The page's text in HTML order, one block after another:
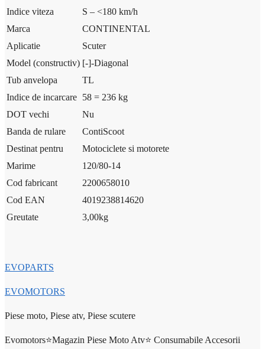
Indice viteza
S – <180 km/h
Marca
CONTINENTAL
Aplicatie
Scuter
Model (constructiv) [-]-Diagonal
Tub anvelopa
TL
Indice de incarcare 58 = 236 kg
DOT vechi
Nu
Banda de rulare
ContiScoot
Destinat pentru
Motociclete si motorete
Marime
120/80-14
Cod fabricant
2200658010
Cod EAN
4019238814620
Greutate
3,00kg
EVOPARTS
EVOMOTORS
Piese moto, Piese atv, Piese scutere
Evomotors⭐️Magazin Piese Moto Atv⭐️ Consumabile Accesorii